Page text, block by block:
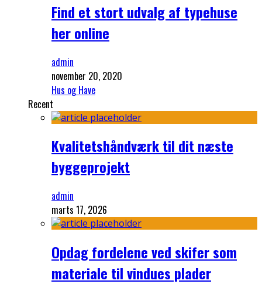
Find et stort udvalg af typehuse
her online
admin
november 20, 2020
Hus og Have
Recent
Kvalitetshåndværk til dit næste
byggeprojekt
admin
marts 17, 2026
Opdag fordelene ved skifer som
materiale til vindues plader